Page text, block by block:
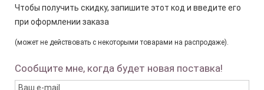
Чтобы получить скидку, запишите этот код и введите его
при оформлении заказа
(может не действовать с некоторыми товарами на распродаже).
Сообщите мне, когда будет новая поставка!